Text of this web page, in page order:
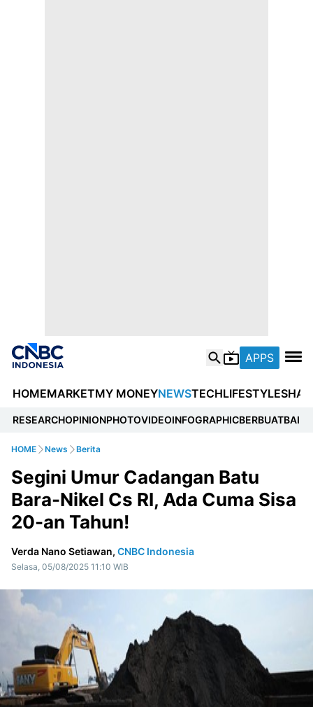
APPS
HOMEMARKETMY MONEYNEWSTECHLIFESTYLE
RESEARCHOPINIONPHOTOVIDEOINFOGRAPHIC
HOME News Berita
Segini Umur Cadangan Batu
Bara-Nikel Cs RI, Ada Cuma Sisa
20-an Tahun!
Verda Nano Setiawan, CNBC Indonesia
Selasa, 05/08/2025 11:10 WIB